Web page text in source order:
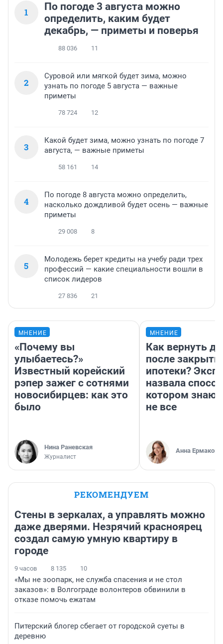
1
По погоде 3 августа можно
определить, каким будет
декабрь, — приметы и поверья
88 036 11
2
Суровой или мягкой будет зима, можно
узнать по погоде 5 августа — важные
приметы
78 724 12
3
Какой будет зима, можно узнать по погоде 7
августа, — важные приметы
58 161 14
4
По погоде 8 августа можно определить,
насколько дождливой будет осень — важные
приметы
29 008 8
5
Молодежь берет кредиты на учебу ради трех
профессий — какие специальности вошли в
список лидеров
27 836 21
МНЕНИЕ
«Почему вы
улыбаетесь?»
Известный корейский
рэпер зажег с сотнями
новосибирцев: как это
было
Нина Раневская
Журналист
МНЕНИЕ
Как вернуть
после
ипотеки?
назвала
котором
не все
Анна Ермакова
РЕКОМЕНДУЕМ
Стены в зеркалах, а управлять можно
даже дверями. Незрячий красноярец
создал самую умную квартиру в
городе
9 часов 8 135 10
«Мы не зоопарк, не служба спасения и не стол
заказов»: в Волгограде волонтеров обвинили в
отказе помочь ежатам
Питерский блогер сбегает от городской суеты в
деревню